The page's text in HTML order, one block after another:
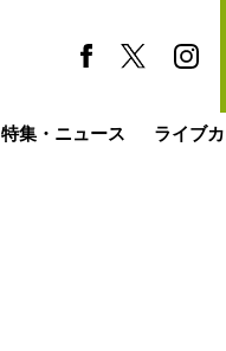
特集・ニュース ライブ